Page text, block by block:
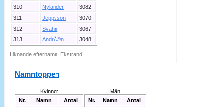
310
Nylander
3082
311
Jeppsson
3070
312
Svahn
3067
313
AndrÃ©n 3048
Liknande efternamn: Ekstrand
Namntoppen
Kvinnor
Nr.
Namn
Antal
Män
Nr.
Namn
Antal